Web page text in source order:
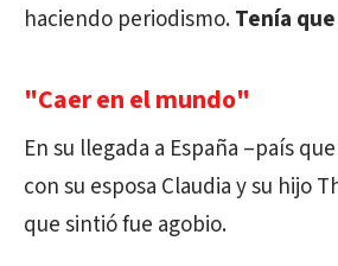
haciendo periodismo.Tenía
"Caer en el mundo"
En su llegada a España –país
con su esposa Claudia y su hijo
que sintió fue agobio.